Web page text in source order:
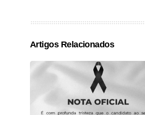
Artigos Relacionados